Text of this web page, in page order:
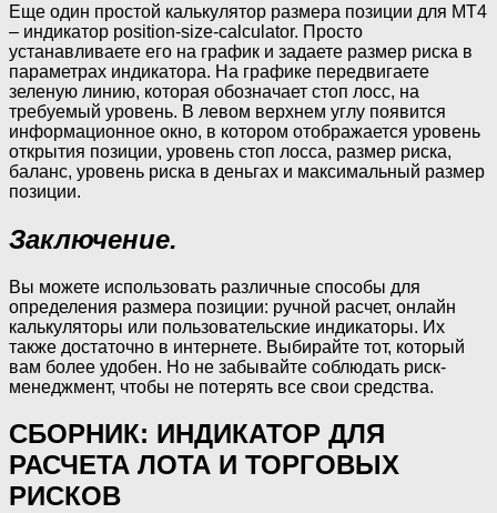
Еще один простой калькулятор размера позиции для МТ4
– индикатор position-size-calculator. Просто
устанавливаете его на график и задаете размер риска в
параметрах индикатора. На графике передвигаете
зеленую линию, которая обозначает стоп лосс, на
требуемый уровень. В левом верхнем углу появится
информационное окно, в котором отображается уровень
открытия позиции, уровень стоп лосса, размер риска,
баланс, уровень риска в деньгах и максимальный размер
позиции.
Заключение.
Вы можете использовать различные способы для
определения размера позиции: ручной расчет, онлайн
калькуляторы или пользовательские индикаторы. Их
также достаточно в интернете. Выбирайте тот, который
вам более удобен. Но не забывайте соблюдать риск-
менеджмент, чтобы не потерять все свои средства.
СБОРНИК: ИНДИКАТОР ДЛЯ
РАСЧЕТА ЛОТА И ТОРГОВЫХ
РИСКОВ